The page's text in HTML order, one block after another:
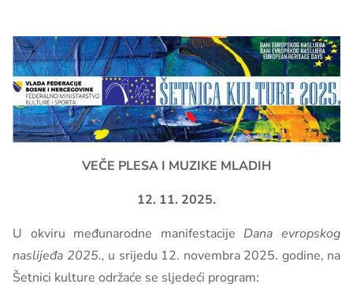
VEČE PLESA I MUZIKE MLADIH
12. 11. 2025.
U okviru međunarodne manifestacije Dana evropskog
naslijeđa 2025., u srijedu 12. novembra 2025. godine, na
Šetnici kulture održaće se sljedeći program: